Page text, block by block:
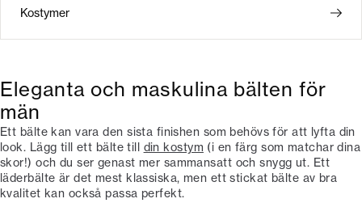
Kostymer
Eleganta och maskulina bälten för
män
Ett bälte kan vara den sista finishen som behövs för att lyfta din
look. Lägg till ett bälte till din kostym (i en färg som matchar dina
skor!) och du ser genast mer sammansatt och snygg ut. Ett
läderbälte är det mest klassiska, men ett stickat bälte av bra
kvalitet kan också passa perfekt.